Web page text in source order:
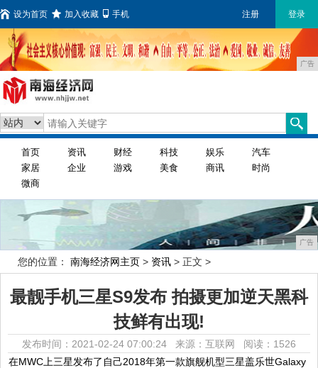
设为首页 加入收藏 手机 注册 登录
广告
首页 资讯 财经 科技 娱乐
汽车
家居
企业 游戏 美食 商讯
时尚
微商
广告
您的位置： 南海经济网主页 > 资讯 > 正文 >
最靓手机三星S9发布 拍摄更加逆天黑科
技鲜有出现!
发布时间：2021-02-24 07:00:24 来源：互联网 阅读：1526
在MWC上三星发布了自己2018年第一款旗舰机型三星盖乐世Galaxy